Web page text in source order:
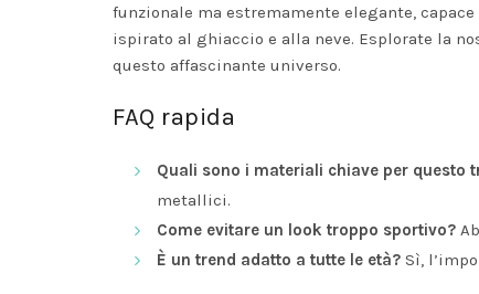
funzionale ma estremamente elegante,
ispirato al ghiaccio e alla neve. Esplorate la
questo affascinante universo.
FAQ rapida
Quali sono i materiali chiave per questo
metallici.
Come evitare un look troppo sportivo?
È un trend adatto a tutte le età? Sì,